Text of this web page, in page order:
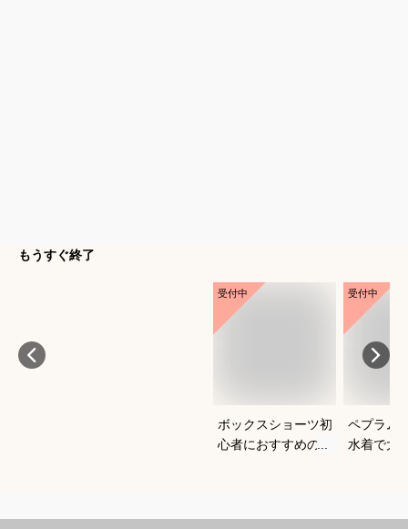
もうすぐ終了
受付中
ボックスショーツ初
心者におすすめの人
受付中
ペプラム
水着で大